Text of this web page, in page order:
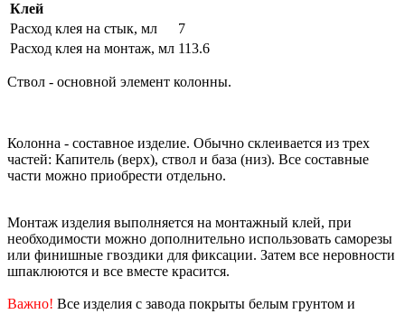
Клей
Расход клея на стык, мл
7
Расход клея на монтаж, мл 113.6
Ствол - основной элемент колонны.
Колонна - составное изделие. Обычно склеивается из трех
частей: Капитель (верх), ствол и база (низ). Все составные
части можно приобрести отдельно.
Монтаж изделия выполняется на монтажный клей, при
необходимости можно дополнительно использовать саморезы
или финишные гвоздики для фиксации. Затем все неровности
шпаклюются и все вместе красится.
Важно! Все изделия с завода покрыты белым грунтом и